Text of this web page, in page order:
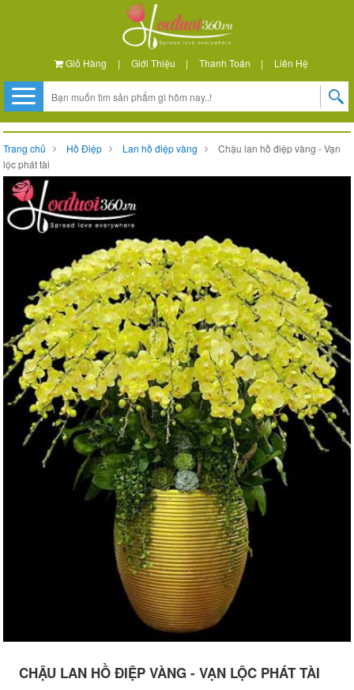
Giỏ Hàng | Giới Thiệu | Thanh Toán | Liên Hệ
Trang chủ Hồ Điệp Lan hồ điệp vàng
Chậu lan hồ điệp vàng - Vạn
lộc phát tài
CHẬU LAN HỒ ĐIỆP VÀNG - VẠN LỘC PHÁT TÀI